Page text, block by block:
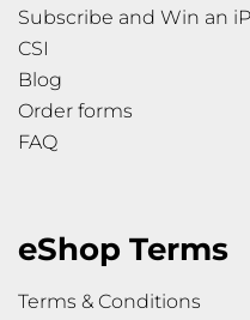
Subscribe and Win an
CSI
Blog
Order forms
FAQ
eShop Terms
Terms & Conditions